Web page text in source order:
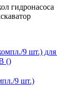
гидронасоса
9 шт.)